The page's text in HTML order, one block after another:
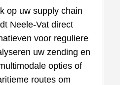
op uw supply chain
Neele-Vat direct
voor reguliere
uw zending en
opties of
routes om